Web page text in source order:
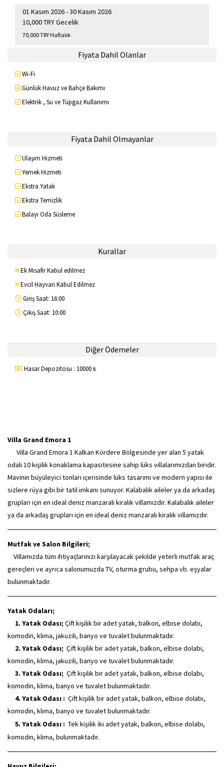
01 Kasım 2026 - 30 Kasım 2026
10,000 TRY Gecelik
70,000 TRY Haftalık
Fiyata Dahil Olanlar
Wi-Fi
Günlük Havuz ve Bahçe Bakımı
Elektrik , Su ve Tüpgaz Kullanımı
Fiyata Dahil Olmayanlar
Ulaşım Hizmeti
Yemek Hizmeti
Ekstra Yatak
Ekstra Temizlik
Balayı Oda Süsleme
Kurallar
Ek Misafir Kabul edilmez
Evcil Hayvan Kabul Edilmez
Giriş Saat: 16:00
Çıkış Saat: 10:00
Diğer Ödemeler
Hasar Depozitosu : 10000 ₺
Villa Grand Emora 1
Villa Grand Emora 1 Kalkan Kördere Bölgesinde yer alan 5 yatak
odalı 10 kişilik konaklama kapasitesine sahip lüks villalarımızdan biridir.
Mavinin büyüleyici tonları içerisinde lüks tasarımı ve modern yapısı ile
sizlere rüya gibi bir tatil imkanı sunuyor. Kalabalık aileler ya da arkadaş
grupları için en ideal deniz manzaralı kiralık villamızdır. Kalabalık aileler
ya da arkadaş grupları için en ideal deniz manzaralı kiralık villamızdır.
Mutfak ve Salon Bilgileri;
Villamızda tüm ihtiyaçlarınızı karşılayacak şekilde yeterli mutfak araç
gereçleri ve ayrıca salonumuzda TV, oturma grubu, sehpa vb. eşyalar
bulunmaktadır.
Yatak Odaları;
1. Yatak Odası; Çift kişilik bir adet yatak, balkon, elbise dolabı,
komodin, klima, jakuzili, banyo ve tuvalet bulunmaktadır.
2. Yatak Odası; Çift kişilik bir adet yatak, balkon, elbise dolabı,
komodin, klima, jakuzili, banyo ve tuvalet bulunmaktadır.
3. Yatak Odası; Çift kişilik bir adet yatak, balkon, elbise dolabı,
komodin, klima, banyo ve tuvalet bulunmaktadır.
4. Yatak Odası : Çift kişilik bir adet yatak, balkon, elbise dolabı,
komodin, klima, banyo ve tuvalet bulunmaktadır.
5. Yatak Odası : Tek kişilik iki adet yatak, balkon, elbise dolabı,
komodin, klima, bulunmaktadır.